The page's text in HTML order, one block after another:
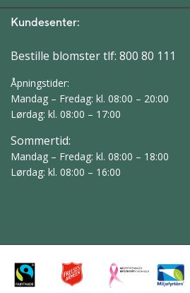
Kundesenter:
Bestille blomster tlf: 800 80 111
Åpningstider:
Mandag – Fredag: kl. 08:00 – 20:00
Lørdag: kl. 08:00 – 17:00
Sommertid:
Mandag – Fredag: kl. 08:00 – 18:00
Lørdag: kl. 08:00 – 16:00